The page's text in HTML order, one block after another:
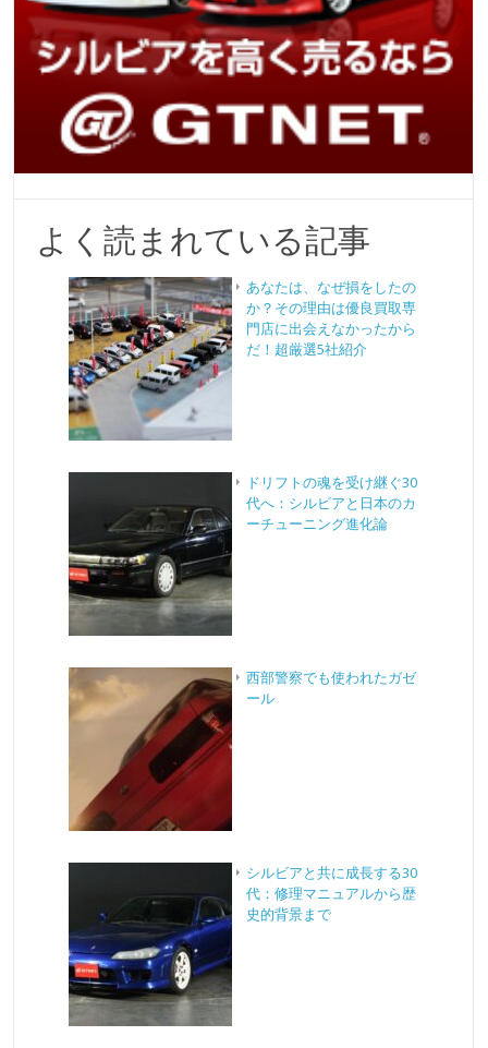
よく読まれている記事
あなたは、なぜ損をしたの
か？その理由は優良買取専
門店に出会えなかったから
だ！超厳選5社紹介
ドリフトの魂を受け継ぐ30
代へ：シルビアと日本のカ
ーチューニング進化論
西部警察でも使われたガゼ
ール
シルビアと共に成長する30
代：修理マニュアルから歴
史的背景まで